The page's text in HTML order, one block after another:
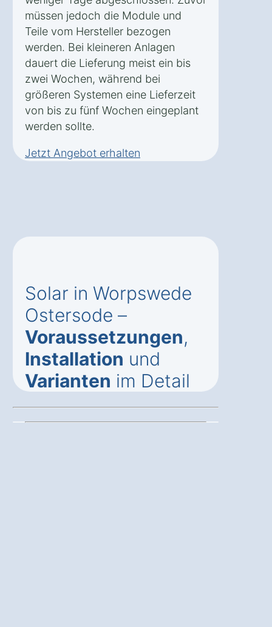
müssen jedoch die Module und
Teile vom Hersteller bezogen
werden. Bei kleineren Anlagen
dauert die Lieferung meist ein bis
zwei Wochen, während bei
größeren Systemen eine Lieferzeit
von bis zu fünf Wochen eingeplant
werden sollte.
Jetzt Angebot erhalten
Solar in Worpswede
Ostersode –
Voraussetzungen,
Installation und
Varianten im Detail